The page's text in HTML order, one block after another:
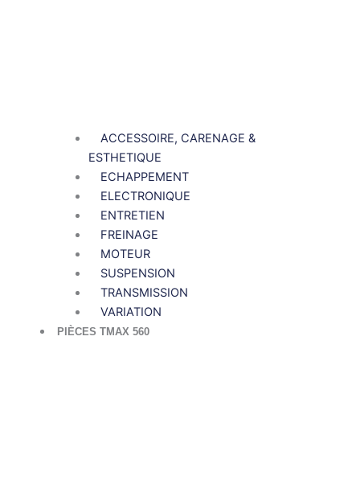
ACCESSOIRE, CARENAGE &
ESTHETIQUE
ECHAPPEMENT
ELECTRONIQUE
ENTRETIEN
FREINAGE
MOTEUR
SUSPENSION
TRANSMISSION
VARIATION
PIÈCES TMAX 560